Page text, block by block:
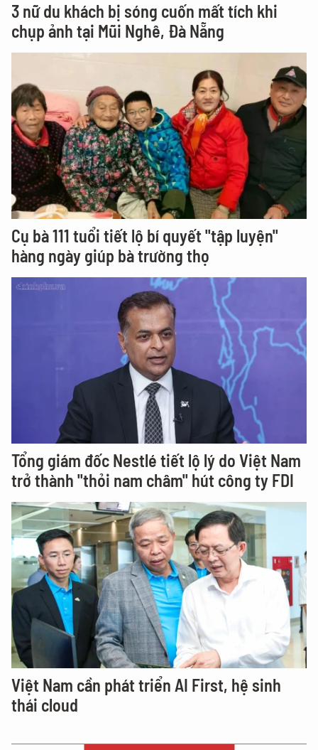
3 nữ du khách bị sóng cuốn mất tích khi
chụp ảnh tại Mũi Nghê, Đà Nẵng
Cụ bà 111 tuổi tiết lộ bí quyết "tập luyện"
hàng ngày giúp bà trường thọ
Tổng giám đốc Nestlé tiết lộ lý do Việt Nam
trở thành "thỏi nam châm" hút công ty FDI
Việt Nam cần phát triển AI First, hệ sinh
thái cloud